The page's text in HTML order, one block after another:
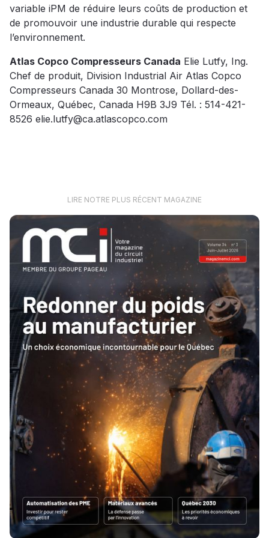
variable iPM de réduire leurs coûts de production et
de promouvoir une industrie durable qui respecte
l’environnement.
Atlas Copco Compresseurs Canada Elie Lutfy, Ing.
Chef de produit, Division Industrial Air Atlas Copco
Compresseurs Canada 30 Montrose, Dollard-des-
Ormeaux, Québec, Canada H9B 3J9 Tél. : 514-421-
8526 elie.lutfy@ca.atlascopco.com
LIRE NOTRE PLUS RÉCENT MAGAZINE